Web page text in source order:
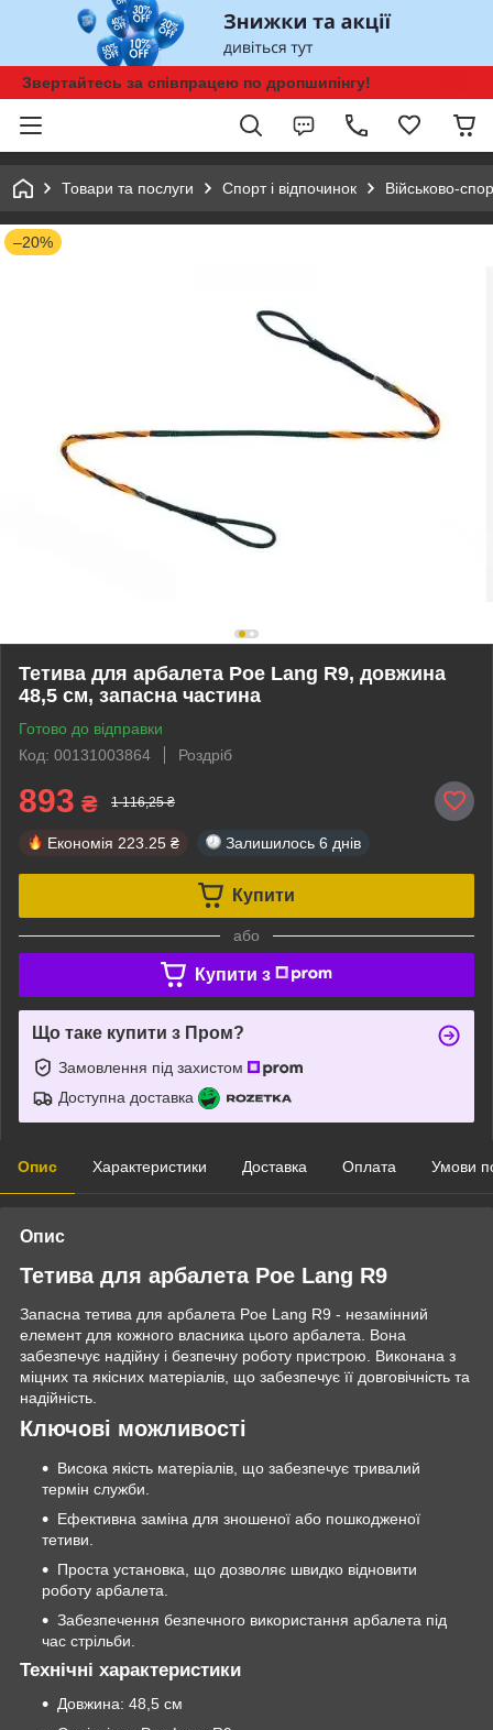
Звертайтесь за співпрацею по дропшипінгу!
Товари та послуги Спорт і відпочинок Військово-
–20%
Тетива для арбалета Poe Lang R9, довжина
48,5 см, запасна частина
Готово до відправки
Код: 00131003864
Роздріб
893 ₴ 1 116,25 ₴
Економія 223.25 ₴ Залишилось 6 днів
Купити
або
Купити з
Що таке купити з Пром?
Замовлення під захистом
Доступна доставка
Опис Характеристики Доставка Оплата Умови
Опис
Тетива для арбалета Poe Lang R9
Запасна тетива для арбалета Poe Lang R9 - незамінний
елемент для кожного власника цього арбалета. Вона
забезпечує надійну і безпечну роботу пристрою. Виконана з
міцних та якісних матеріалів, що забезпечує її довговічність та
надійність.
Ключові можливості
Висока якість матеріалів, що забезпечує тривалий
термін служби.
Ефективна заміна для зношеної або пошкодженої
тетиви.
Проста установка, що дозволяє швидко відновити
роботу арбалета.
Забезпечення безпечного використання арбалета під
час стрільби.
Технічні характеристики
Довжина: 48,5 см